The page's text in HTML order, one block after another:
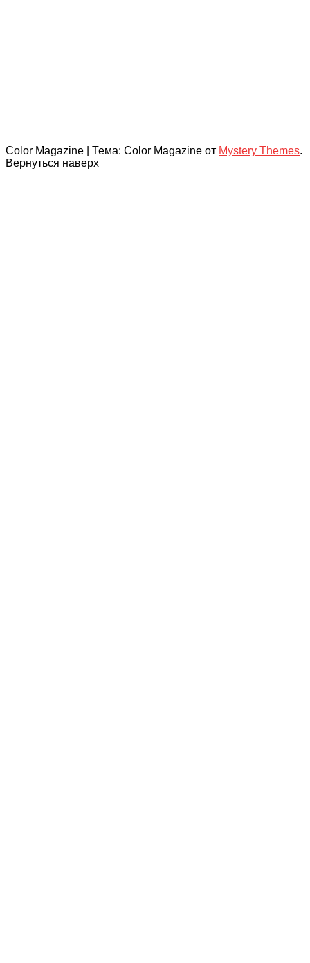
Color Magazine Тема: Color Magazine от Mystery Themes.
Вернуться наверх